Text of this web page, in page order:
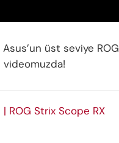
Asus’un üst seviye ROG
| ROG Strix Scope RX